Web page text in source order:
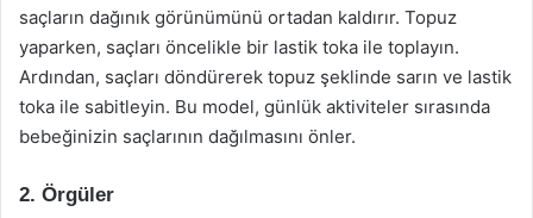
saçların dağınık görünümünü ortadan kaldırır. Topuz
yaparken, saçları öncelikle bir lastik toka ile toplayın.
Ardından, saçları döndürerek topuz şeklinde sarın ve lastik
toka ile sabitleyin. Bu model, günlük aktiviteler sırasında
bebeğinizin saçlarının dağılmasını önler.
2. Örgüler